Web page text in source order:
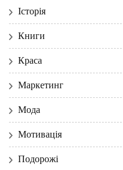
Історія
Книги
Краса
Маркетинг
Мода
Мотивація
Подорожі